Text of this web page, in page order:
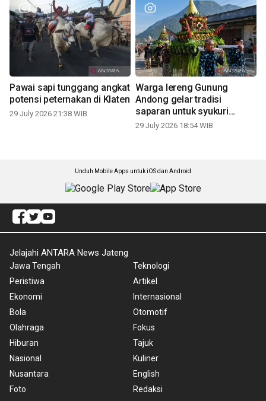
Pawai sapi tunggang angkat
potensi peternakan di Klaten
29 July 2026 21:38 WIB
Warga lereng Gunung
Andong gelar tradisi
saparan untuk syukuri
panen
29 July 2026 18:54 WIB
Unduh Mobile Apps untuk iOS dan Android
Jelajahi ANTARA News Jateng
Jawa Tengah
Peristiwa
Ekonomi
Bola
Olahraga
Hiburan
Nasional
Nusantara
Foto
Teknologi
Artikel
Internasional
Otomotif
Fokus
Tajuk
Kuliner
English
Redaksi